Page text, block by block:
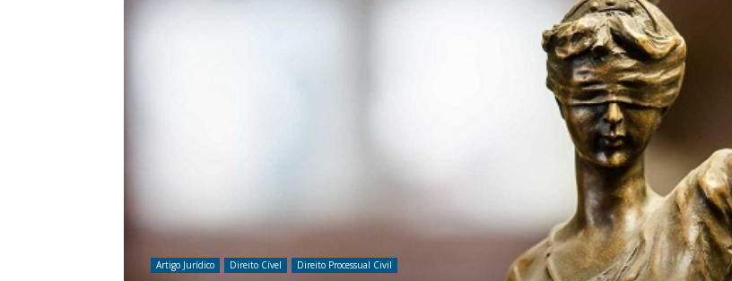
Artigo Jurídico Direito Cível Direito Processual Civil